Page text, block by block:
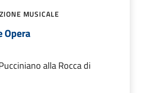
MUSICALE
Opera
alla Rocca di